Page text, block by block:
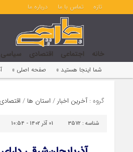
تازه تماس با ما درباره ما
خانه اجتماعی اقتصادی سیاسی
شما اینجا هستید » صفحه اصلی »
گروه :آخرین اخبار / استان ها / اقتصادی
شناسه : 3572 01 آذر 1402 - 10:54